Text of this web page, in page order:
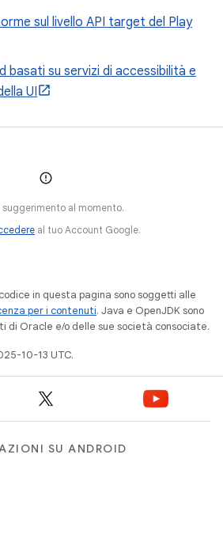
sul livello API target del Play
basati su servizi di accessibilità e
UI
suggerimento al momento.
al tuo Account Google.
in questa pagina sono soggetti alle
per i contenuti. Java e OpenJDK sono
di Oracle e/o delle sue società consociate.
10-13 UTC.
SU ANDROID